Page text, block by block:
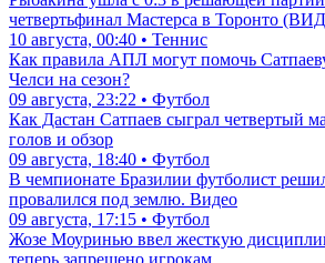
четвертьфинал Мастерса в Торонто
10 августа, 00:40 • Теннис
Как правила АПЛ могут помочь
Челси на сезон?
09 августа, 23:22 • Футбол
Как Дастан Сатпаев сыграл четвертый
голов и обзор
09 августа, 18:40 • Футбол
В чемпионате Бразилии футболист
провалился под землю. Видео
09 августа, 17:15 • Футбол
Жозе Моуринью ввел жесткую